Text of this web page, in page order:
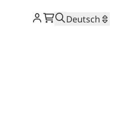
Warenkorb
SucheDeutsch